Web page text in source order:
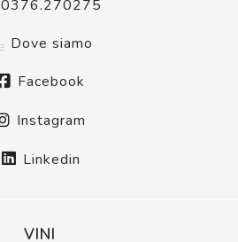
0376.270275
Dove siamo
Facebook
Instagram
Linkedin
VINI